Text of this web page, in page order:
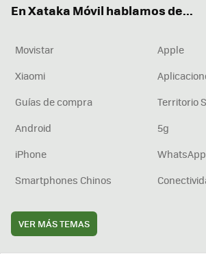
En Xataka Móvil hablamos de...
Movistar
Apple
Xiaomi
Guías de compra
Territorio
Android
5g
iPhone
WhatsApp
Smartphones Chinos
VER MÁS TEMAS